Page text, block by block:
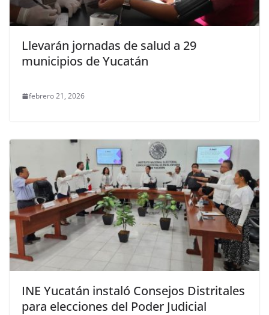
Llevarán jornadas de salud a 29
municipios de Yucatán
febrero 21, 2026
INE Yucatán instaló Consejos Distritales
para elecciones del Poder Judicial